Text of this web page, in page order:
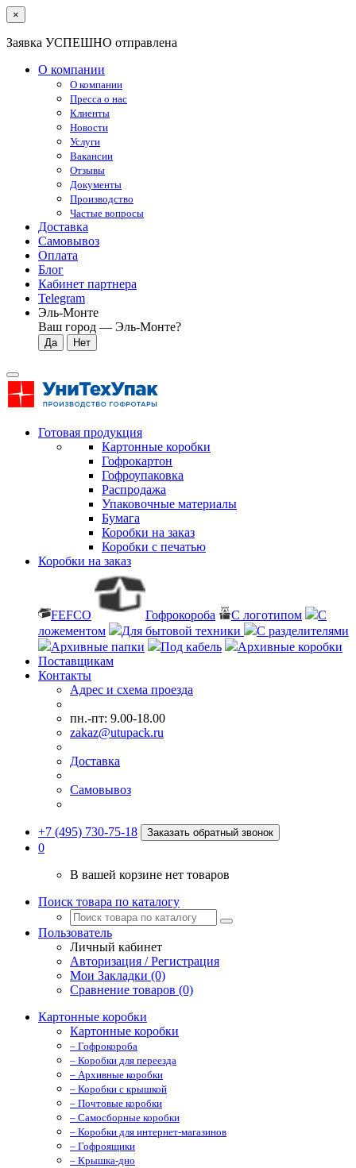
×
Заявка УСПЕШНО отправлена
О компании
О компании
Пресса о нас
Клиенты
Новости
Услуги
Вакансии
Отзывы
Документы
Производство
Частые вопросы
Доставка
Самовывоз
Оплата
Блог
Кабинет партнера
Telegram
Эль-Монте
Ваш город — Эль-Монте?
Готовая продукция
Картонные коробки
Гофрокартон
Гофроупаковка
Распродажа
Упаковочные материалы
Бумага
Коробки на заказ
Коробки с печатью
Коробки на заказ
FEFCO Гофрокороба С логотипом
С
ложементом
Для бытовой техники
С разделителями
Архивные папки
Под кабель
Архивные коробки
Поставщикам
Контакты
Адрес и схема проезда
пн.-пт: 9.00-18.00
zakaz@utupack.ru
Доставка
Самовывоз
+7 (495) 730-75-18 Заказать обратный звонок
0
В вашей корзине нет товаров
Поиск товара по каталогу
Пользователь
Личный кабинет
Авторизация / Регистрация
Мои Закладки (0)
Сравнение товаров (0)
Картонные коробки
Картонные коробки
– Гофрокороба
– Коробки для переезда
– Архивные коробки
– Коробки с крышкой
– Почтовые коробки
– Самосборные коробки
– Коробки для интернет-магазинов
– Гофроящики
– Крышка-дно